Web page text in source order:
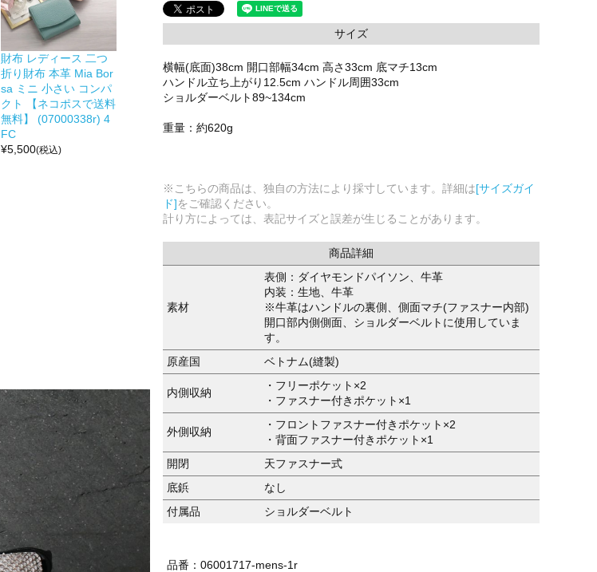
財布 レディース 二つ
折り財布 本革 Mia Bor
sa ミニ 小さい コンパ
クト 【ネコポスで送料
無料】 (07000338r) 4
FC
¥5,500(税込)
サイズ
横幅(底面)38cm 開口部幅34cm 高さ33cm 底マチ13cm
ハンドル立ち上がり12.5cm ハンドル周囲33cm
ショルダーベルト89~134cm
重量：約620g
※こちらの商品は、独自の方法により採寸しています。詳細は[サイズガイ
ド]をご確認ください。
計り方によっては、表記サイズと誤差が生じることがあります。
商品詳細
素材
表側：ダイヤモンドパイソン、牛革
内装：生地、牛革
※牛革はハンドルの裏側、側面マチ(ファスナー内部)
開口部内側側面、ショルダーベルトに使用していま
す。
原産国
ベトナム(縫製)
内側収納
・フリーポケット×2
・ファスナー付きポケット×1
外側収納
・フロントファスナー付きポケット×2
・背面ファスナー付きポケット×1
開閉
天ファスナー式
底鋲
なし
付属品
ショルダーベルト
品番：06001717-mens-1r